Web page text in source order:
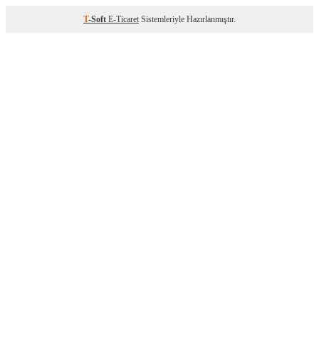
T-Soft E-Ticaret Sistemleriyle Hazırlanmıştır.